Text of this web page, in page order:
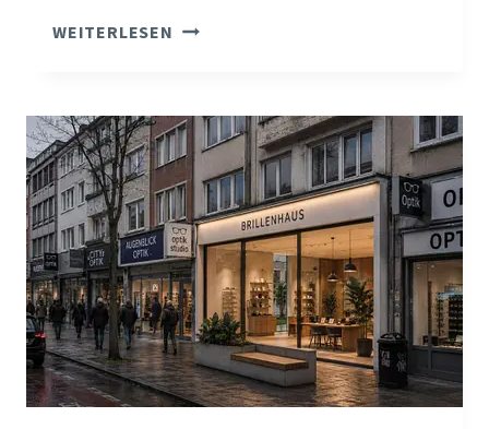
WEITERLESEN POSITIONIERUNG
SONDERN
EINE
HALTUNG.